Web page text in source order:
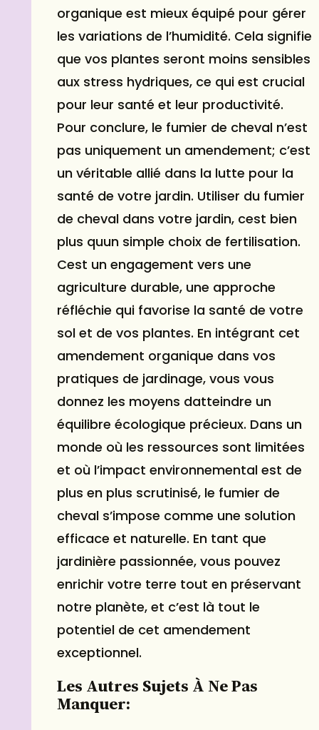
organique est mieux équipé pour gérer
les variations de l’humidité. Cela signifie
que vos plantes seront moins sensibles
aux stress hydriques, ce qui est crucial
pour leur santé et leur productivité.
Pour conclure, le fumier de cheval n’est
pas uniquement un amendement; c’est
un véritable allié dans la lutte pour la
santé de votre jardin. Utiliser du fumier
de cheval dans votre jardin, cest bien
plus quun simple choix de fertilisation.
Cest un engagement vers une
agriculture durable, une approche
réfléchie qui favorise la santé de votre
sol et de vos plantes. En intégrant cet
amendement organique dans vos
pratiques de jardinage, vous vous
donnez les moyens datteindre un
équilibre écologique précieux. Dans un
monde où les ressources sont limitées
et où l’impact environnemental est de
plus en plus scrutinisé, le fumier de
cheval s’impose comme une solution
efficace et naturelle. En tant que
jardinière passionnée, vous pouvez
enrichir votre terre tout en préservant
notre planète, et c’est là tout le
potentiel de cet amendement
exceptionnel.
Les Autres Sujets À Ne Pas
Manquer: